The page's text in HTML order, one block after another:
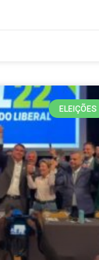
ELEIÇÕES